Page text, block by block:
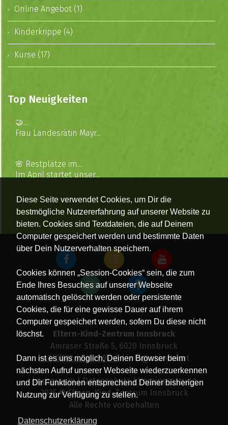
Diese Seite verwendet Cookies, um Dir die
bestmögliche Nutzererfahrung auf unserer Website zu
bieten. Cookies sind Textdateien, die auf Deinem
Computer gespeichert werden und bestimmte Daten
über Dein Nutzerverhalten speichern.
Cookies können „Session-Cookies“ sein, die zum
Ende Ihres Besuches auf unserer Webseite
automatisch gelöscht werden oder persistente
Cookies, die für eine gewisse Dauer auf ihrem
Computer gespeichert werden, sofern Du diese nicht
löschst.
Dann ist es uns möglich, Deinen Browser beim
nächsten Aufruf unserer Webseite wiederzuerkennen
und Dir Funktionen entsprechend Deiner bisherigen
Nutzung zur Verfügung zu stellen.
Datenschutzerklärung
Online Angebot (1)
Kinderkrippe (4)
Kurse (17)
Top Neuigkeiten
🤝...
Frau Landesrätin Mayr...
🌸 Restplätze im...
Im April startet unser...
Eltern-Kind-Zentrum Innsbruck
Amraser Straße 5, 6020 Innsbruck
+43(0)512 / 58 19 97-0| info@ekiz-ibk.at
Impressum|Datenschutz|Vereinssatzung
2025 © Eltern-Kind-Zentrum Innsbruck
Alle Rechte vorbehalten